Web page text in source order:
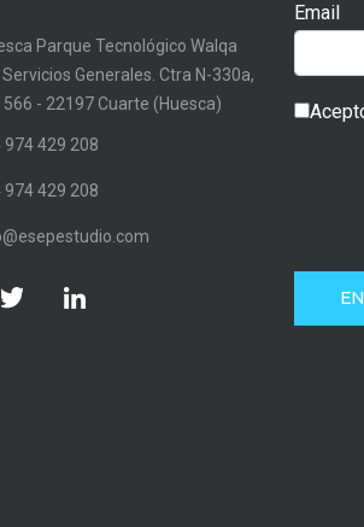
Parque Tecnológico Walqa
Servicios Generales. Ctra N-330a,
566 - 22197 Cuarte (Huesca)
974 429 208
974 429 208
Email